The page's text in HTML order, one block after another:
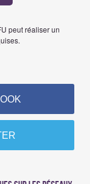
peut réaliser un